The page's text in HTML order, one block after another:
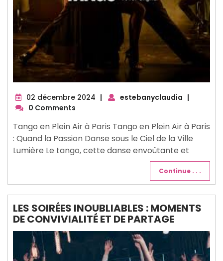
02 décembre 2024 02
| estebanyclaudia |
0 Comments
Tango en Plein Air à Paris Tango en Plein Air à Paris
: Quand la Passion Danse sous le Ciel de la Ville
Lumière Le tango, cette danse envoûtante et
Continue . . .
LES SOIRÉES INOUBLIABLES : MOMENTS
DE CONVIVIALITÉ ET DE PARTAGE